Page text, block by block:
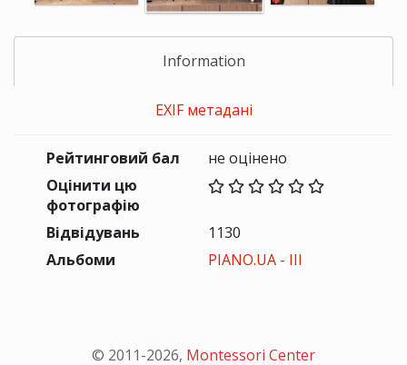
Information
EXIF метадані
Рейтинговий бал
не оцінено
Оцінити цю
фотографію
Відвідувань
1130
Альбоми
PIANO.UA - III
© 2011-2026, Montessori Center